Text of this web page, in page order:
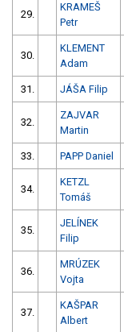
29.
KRAMEŠ
Petr
30.
KLEMENT
Adam
31. JÁŠA Filip
32.
ZAJVAR
Martin
33. PAPP Daniel
34.
KETZL
Tomáš
35.
JELÍNEK
Filip
36.
MRÚZEK
Vojta
37.
KAŠPAR
Albert